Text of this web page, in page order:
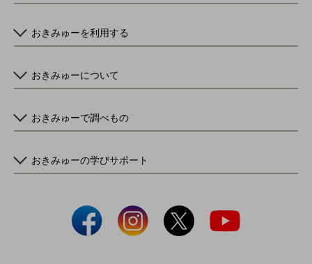
おきみゅーを利用する
おきみゅーについて
おきみゅーで調べもの
おきみゅーの学びサポート